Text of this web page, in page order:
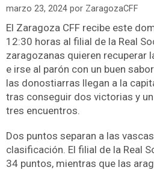
marzo 23, 2024 por ZaragozaCFF
El Zaragoza CFF recibe este
12:30 horas al filial de la Real
zaragozanas quieren recuperar
e irse al parón con un buen
las donostiarras llegan a la
tras conseguir dos victorias y
tres encuentros.
Dos puntos separan a las
clasificación. El filial de la Real
34 puntos, mientras que las